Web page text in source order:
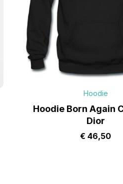
Hoodie
Hoodie Born Again
Dior
€ 46,50